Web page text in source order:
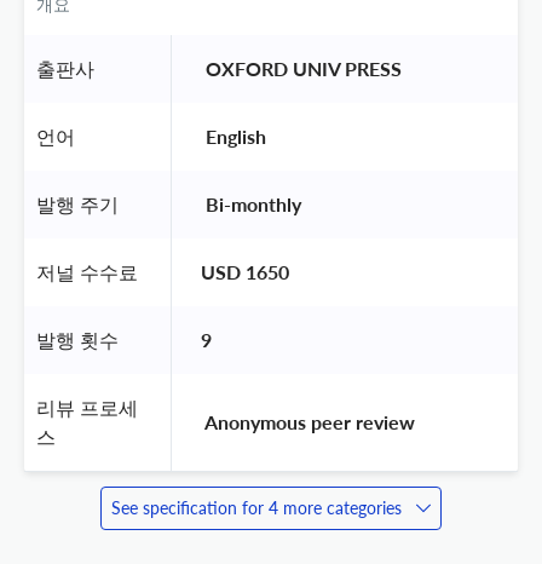
개요
출판사 OXFORD UNIV PRESS
언어 English
발행 주기 Bi-monthly
저널 수수료 USD 1650
발행 횟수 9
리뷰 프로세
스
Anonymous peer review
See specification for 4 more categories